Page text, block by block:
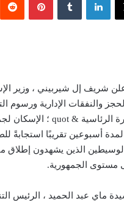
شريف إل شيربيني ، وزير
والنفقات الإدارية
أسبوعين تقريبًا استجابةً
مستوى الجمهورية.
ماي عبد الحميد ، الرئيس